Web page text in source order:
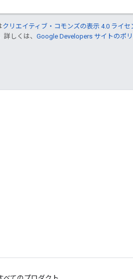
クリエイティブ・コモンズの表示 4.0 ライセ
詳しくは、 Google Developers サイトのポ